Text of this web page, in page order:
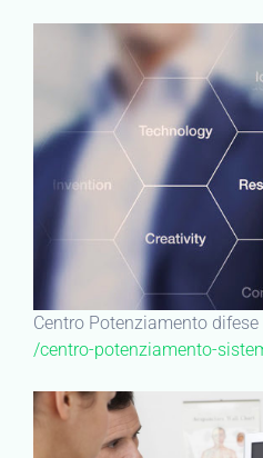
Centro Potenziamento
/centro-potenziamento-